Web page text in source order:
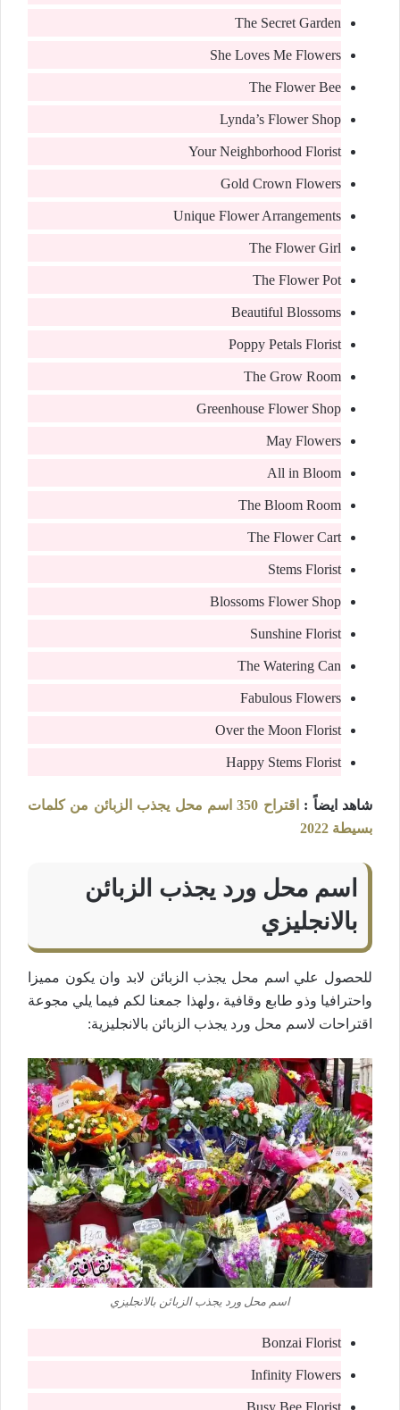
The Secret Garden
She Loves Me Flowers
The Flower Bee
Lynda’s Flower Shop
Your Neighborhood Florist
Gold Crown Flowers
Unique Flower Arrangements
The Flower Girl
The Flower Pot
Beautiful Blossoms
Poppy Petals Florist
The Grow Room
Greenhouse Flower Shop
May Flowers
All in Bloom
The Bloom Room
The Flower Cart
Stems Florist
Blossoms Flower Shop
Sunshine Florist
The Watering Can
Fabulous Flowers
Over the Moon Florist
Happy Stems Florist
شاهد ايضاً :
اقتراح 350 اسم محل يجذب الزبائن من كلمات
بسيطة 2022
اسم محل ورد يجذب الزبائن
بالانجليزي
للحصول علي اسم محل يجذب الزبائن لابد وان يكون مميزا
واحترافيا وذو طابع وقافية ،ولهذا جمعنا لكم فيما يلي مجوعة
اقتراحات لاسم محل ورد يجذب الزبائن بالانجليزية:
اسم محل ورد يجذب الزبائن بالانجليزي
Bonzai Florist
Infinity Flowers
Busy Bee Florist